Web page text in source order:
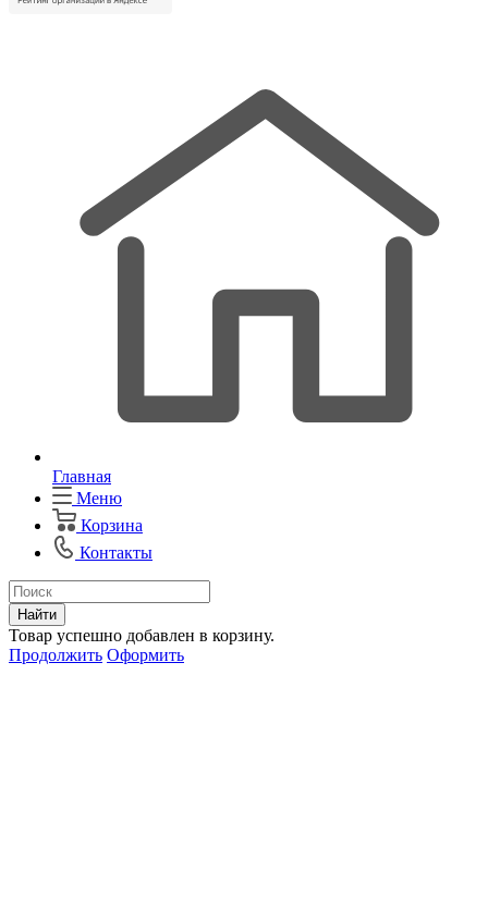
Главная
Меню
Корзина
Контакты
Найти
Товар успешно добавлен в корзину.
Продолжить Оформить